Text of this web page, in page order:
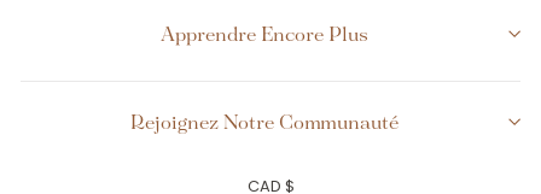
Apprendre Encore Plus
Rejoignez Notre Communauté
CAD $